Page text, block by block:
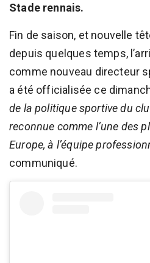
Stade rennais.
Fin de saison, et nouvelle
depuis quelques temps,
comme nouveau directeur
a été officialisée ce
de la politique sportive du
reconnue comme l’une des
Europe, à l’équipe
communiqué.